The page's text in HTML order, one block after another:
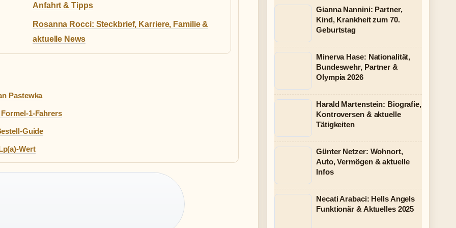
Anfahrt & Tipps
Rosanna Rocci: Steckbrief, Karriere, Familie &
aktuelle News
Pastewka
1-Fahrers
Guide
Wert
Gianna Nannini: Partner,
Kind, Krankheit zum 70.
Geburtstag
Minerva Hase: Nationalität,
Bundeswehr, Partner &
Olympia 2026
Harald Martenstein: Biografie,
Kontroversen & aktuelle
Tätigkeiten
Günter Netzer: Wohnort,
Auto, Vermögen & aktuelle
Infos
Necati Arabaci: Hells Angels
Funktionär & Aktuelles 2025